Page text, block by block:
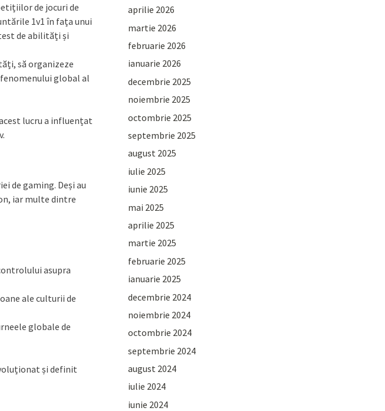
de jocuri de
1v1 în fața unui
de abilități și
să organizeze
fenomenului global al
lucru a influențat
de gaming. Deși au
iar multe dintre
asupra
ale culturii de
globale de
și definit
aprilie 2026
martie 2026
februarie 2026
ianuarie 2026
decembrie 2025
noiembrie 2025
octombrie 2025
septembrie 2025
august 2025
iulie 2025
iunie 2025
mai 2025
aprilie 2025
martie 2025
februarie 2025
ianuarie 2025
decembrie 2024
noiembrie 2024
octombrie 2024
septembrie 2024
august 2024
iulie 2024
iunie 2024